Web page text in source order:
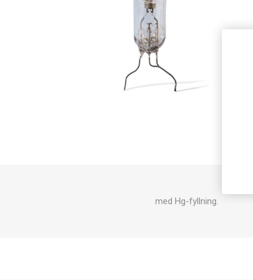
med Hg-fyllning.